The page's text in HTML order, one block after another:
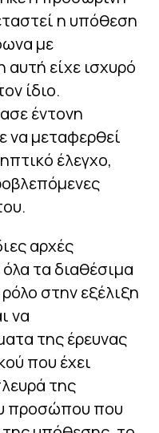
η υπόθεση
με
είχε ισχυρό
ίδιο.
έντονη
να μεταφερθεί
έλεγχο,
αρχές
τα διαθέσιμα
στην εξέλιξη
να
της έρευνας
που έχει
της
προσώπου που